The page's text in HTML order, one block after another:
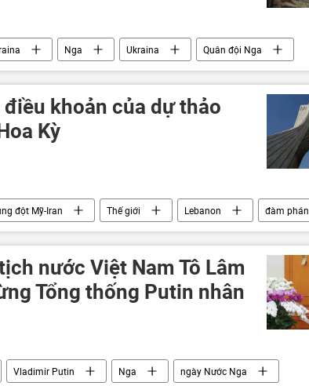
Nga Ukraina
Quân đội Nga
quân sự quân đội
Bộ Quốc phòng Nga
DNR LNR Quân sự
khoản của dự thảo
Kỳ
đột Mỹ-Iran Thế giới Lebanon
đàm phán
Hội đồng Bảo an LHQ IAEA Tehran
nước Việt Nam Tô Lâm
Tổng thống Putin nhân
Vladimir Putin Nga
ngày Nước Nga